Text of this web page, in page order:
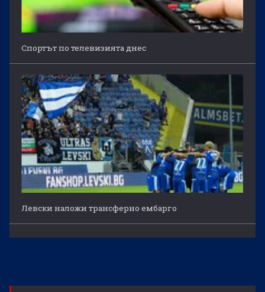
Спортът по телевизията днес
Левски наложи трансферно ембарго